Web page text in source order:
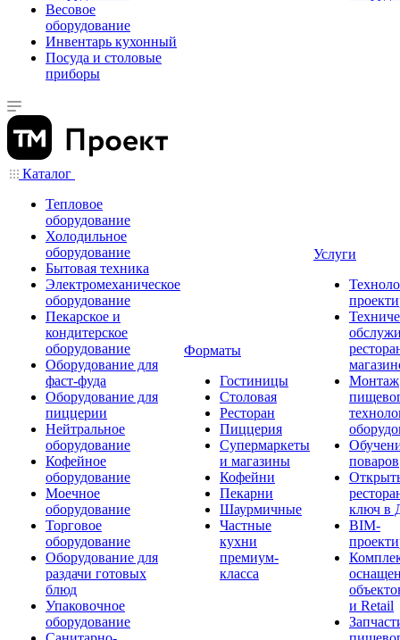
Весовое
оборудование
Инвентарь кухонный
Посуда и столовые
приборы
Каталог
Тепловое
оборудование
Холодильное
оборудование
Бытовая техника
Электромеханическое
оборудование
Пекарское и
кондитерское
оборудование
Оборудование для
фаст-фуда
Оборудование для
пиццерии
Нейтральное
оборудование
Кофейное
оборудование
Моечное
оборудование
Торговое
оборудование
Оборудование для
раздачи готовых
блюд
Упаковочное
оборудование
Форматы
Гостиницы
Столовая
Ресторан
Пиццерия
Супермаркеты
и магазины
Кофейни
Пекарни
Шаурмичные
Частные
кухни
премиум-
класса
Услуги
Монтаж
поваров
ключ в
BIM-
и Retail